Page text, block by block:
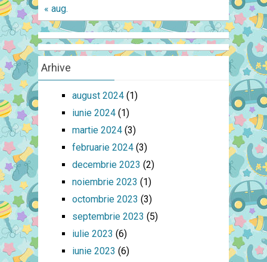
« aug.
Arhive
august 2024(1)
iunie 2024(1)
martie 2024(3)
februarie 2024(3)
decembrie 2023 (2)
noiembrie 2023 (1)
octombrie 2023 (3)
septembrie 2023 (5)
iulie 2023 (6)
iunie 2023 (6)